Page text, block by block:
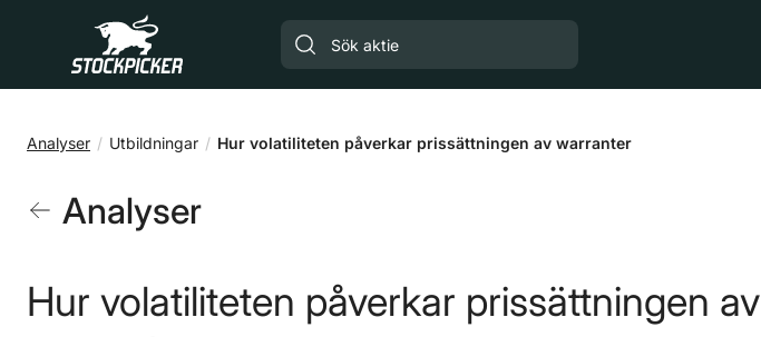
Gå till huvudinnehåll
Analyser Utbildningar Hur volatiliteten påverkar prissättningen av warranter
Analyser
Hur volatiliteten påverkar prissättningen av